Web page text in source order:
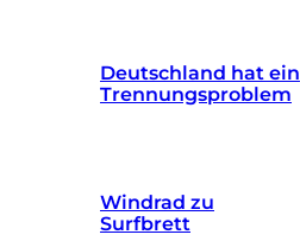
Deutschland hat ein
Trennungsproblem
Windrad zu
Surfbrett